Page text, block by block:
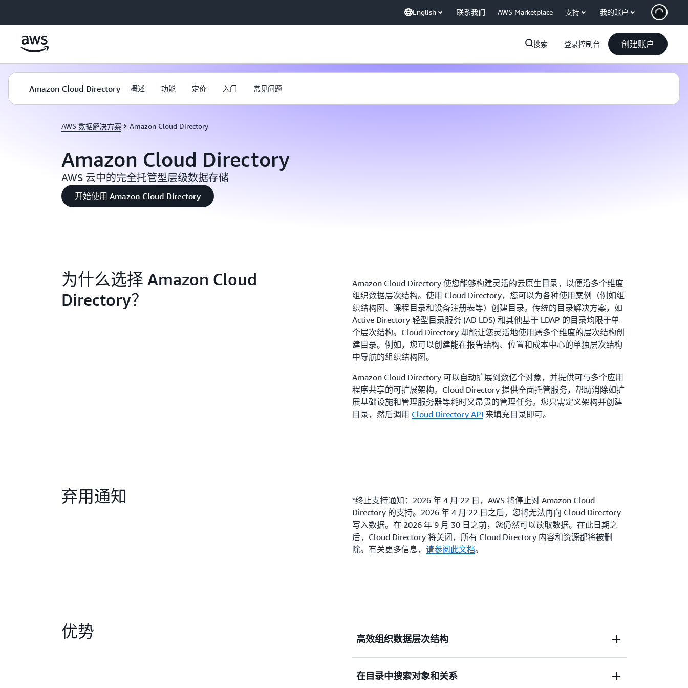
English 联系我们 AWS Marketplace 支持 我的账户
搜索 登录控制台 创建账户
Amazon Cloud Directory 概述 功能 定价 入门 常见问题
AWS 数据解决方案 Amazon Cloud Directory
Amazon Cloud Directory
AWS 云中的完全托管型层级数据存储
开始使用 Amazon Cloud Directory
为什么选择 Amazon Cloud
Directory？
Amazon Cloud Directory 使您能够构建灵活的云原生目录，以便沿多个维度
组织数据层次结构。使用 Cloud Directory，您可以为各种使用案例（例如组
织结构图、课程目录和设备注册表等）创建目录。传统的目录解决方案，如
Active Directory 轻型目录服务 (AD LDS) 和其他基于 LDAP 的目录均限于单
个层次结构。Cloud Directory 却能让您灵活地使用跨多个维度的层次结构创
建目录。例如，您可以创建能在报告结构、位置和成本中心的单独层次结构
中导航的组织结构图。
Amazon Cloud Directory 可以自动扩展到数亿个对象，并提供可与多个应用
程序共享的可扩展架构。Cloud Directory 提供全面托管服务，帮助消除如扩
展基础设施和管理服务器等耗时又昂贵的管理任务。您只需定义架构并创建
目录，然后调用 Cloud Directory API 来填充目录即可。
弃用通知
*终止支持通知：2026 年 4 月 22 日，AWS 将停止对 Amazon Cloud
Directory 的支持。2026 年 4 月 22 日之后，您将无法再向 Cloud Directory
写入数据。在 2026 年 9 月 30 日之前，您仍然可以读取数据。在此日期之
后，Cloud Directory 将关闭，所有 Cloud Directory 内容和资源都将被删
除。有关更多信息， 请参阅此文档。
优势 高效组织数据层次结构
许多应用程序需要构建目录以存储具有多个维度的数据层次结构。例
在目录中搜索对象和关系